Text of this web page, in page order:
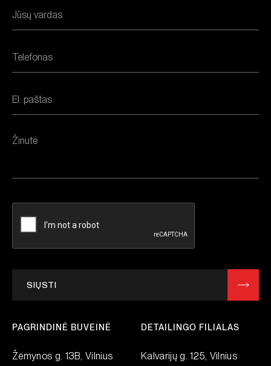
PAGRINDINĖ BUVEINĖ
Žemynos g. 13B, Vilnius
DETAILINGO FILIALAS
Kalvarijų g. 125, Vilnius
SIŲSTI